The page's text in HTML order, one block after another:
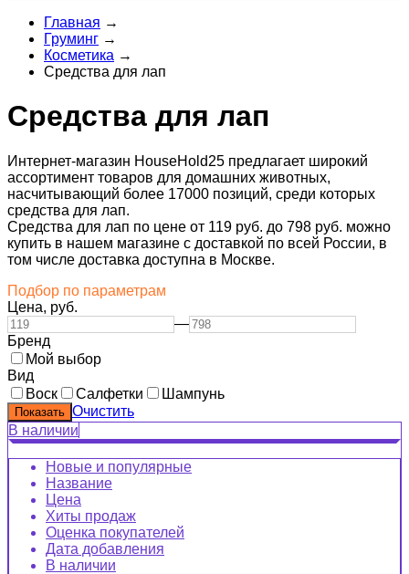
Главная →
Груминг →
Косметика →
Средства для лап
Средства для лап
Интернет-магазин HouseHold25 предлагает широкий
ассортимент товаров для домашних животных,
насчитывающий более 17000 позиций, среди которых
средства для лап.
Средства для лап по цене от 119 руб. до 798 руб. можно
купить в нашем магазине с доставкой по всей России, в
том числе доставка доступна в Москве.
Подбор по параметрам
Цена, руб.
—
Бренд
Мой выбор
Вид
Воск
Салфетки
Шампунь
Очистить
В наличии
Новые и популярные
Название
Цена
Хиты продаж
Оценка покупателей
Дата добавления
В наличии